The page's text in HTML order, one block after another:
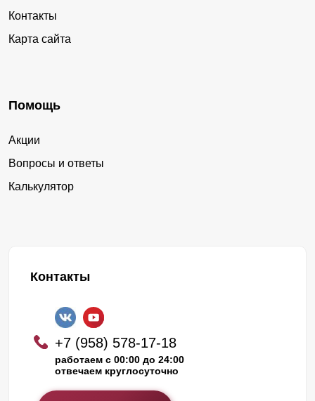
Контакты
Карта сайта
Помощь
Акции
Вопросы и ответы
Калькулятор
Контакты
+7 (958) 578-17-18
работаем с 00:00 до 24:00
отвечаем круглосуточно